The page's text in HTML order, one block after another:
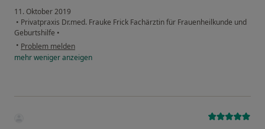
11. Oktober 2019
• Privatpraxis Dr.med. Frauke Frick Fachärztin für Frauenheilkunde und
Geburtshilfe •
• Problem melden
mehrwenigeranzeigen